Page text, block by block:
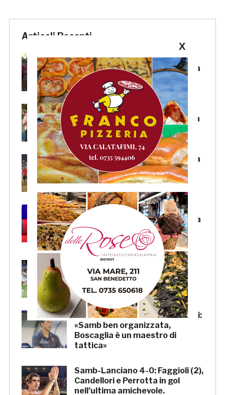
Articoli Recenti
Samb Beach Soccer, il sogno
Scudetto sfuma in Finale: il Pisa
rimonta e vince 7-4
Samb, il sindaco Mozzoni:
«Tifoseria calda? No, siamo una
tifoseria dal cuore grande»
Samb Beach Soccer, rimonta da
impazzire: 8-5 al We Beach
Catania e Finale Scudetto!
Samb-Lanciano 4-0, Sgarbi:
«Voglio mettermi in gioco in una
piazza calda come San
Benedetto»
Samb-Lanciano 4-0, FOTO
Samb-Lanciano 4-0, Pierantoni:
«Samb ben organizzata,
Boscaglia è un maestro di
tattica»
Samb-Lanciano 4-0: Faggioli (2),
Candellori e Perrotta in gol
nell’ultima amichevole.
X